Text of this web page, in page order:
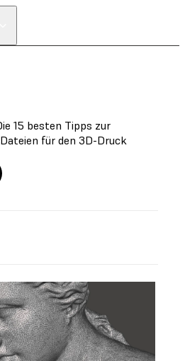
15 besten Tipps zur
für den 3D-Druck